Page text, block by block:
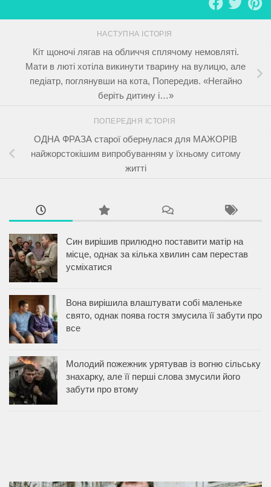
НАСТУПНА ІСТОРІЯ
Кіт щоночі лягав на обличчя сплячому немовляті.
Мати в люті хотіла викинути тварину на вулицю, але
педіатр, поглянувши на кота, Попередив. «Негайно
беріть дитину і…»
ПОПЕРЕДНЯ ІСТОРІЯ
ОДНА ФРАЗА старої обернулася для МАЖОРІВ
найжорстокішим випробуванням у їхньому ситому
житті
Син вирішив прилюдно поставити матір на
місце, однак за кілька хвилин сам перестав
усміхатися
Вона вирішила влаштувати собі маленьке
свято, однак поява гостя змусила її забути про
все
Молодий пожежник урятував із вогню сільську
знахарку, але її перші слова змусили його
забути про втому